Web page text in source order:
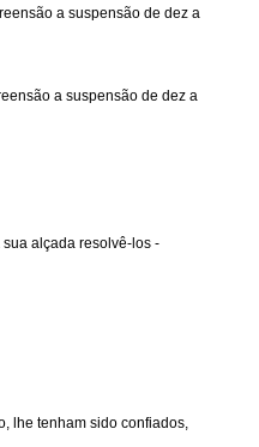
a suspensão de dez a
a suspensão de dez a
alçada resolvê-los -
lhe tenham sido confiados,